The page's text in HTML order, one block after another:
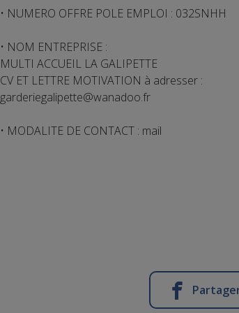
• NUMERO OFFRE POLE EMPLOI : 032SNHH
• NOM ENTREPRISE :
MULTI ACCUEIL LA GALIPETTE
CV ET LETTRE MOTIVATION à adresser :
garderiegalipette@wanadoo.fr
• MODALITE DE CONTACT : mail